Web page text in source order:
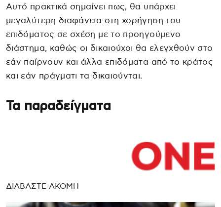
Αυτό πρακτικά σημαίνει πως, θα υπάρχει
μεγαλύτερη διαφάνεια στη χορήγηση του
επιδόματος σε σχέση με το προηγούμενο
διάστημα, καθώς οι δικαιούχοι θα ελεγχθούν στο
εάν παίρνουν και άλλα επιδόματα από το κράτος
και εάν πράγματι τα δικαιούνται.
Τα παραδείγματα
ΔΙΑΒΑΣΤΕ ΑΚΟΜΗ